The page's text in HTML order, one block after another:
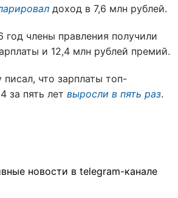
доход в 7,6 млн рублей.
год члены правления получили
и 12,4 млн рублей премий.
писал, что зарплаты топ-
за пять лет выросли в пять раз.
новости в telegram-канале